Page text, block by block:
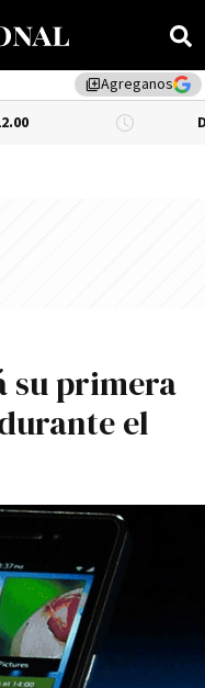
library_addAgreganos
DÓLAR BNA
su primera
el